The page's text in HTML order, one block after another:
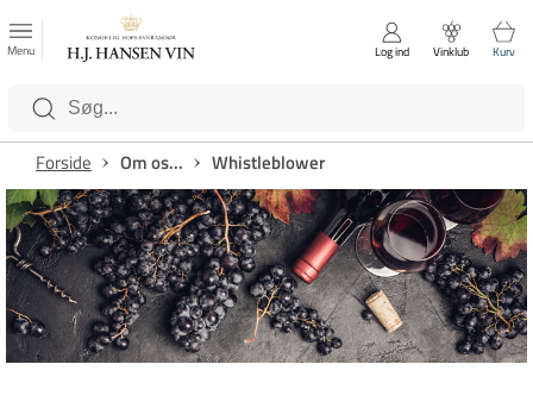
Luk
Kategorier
Menu Log ind Vinklub Kurv
Forside Om os... Whistleblower